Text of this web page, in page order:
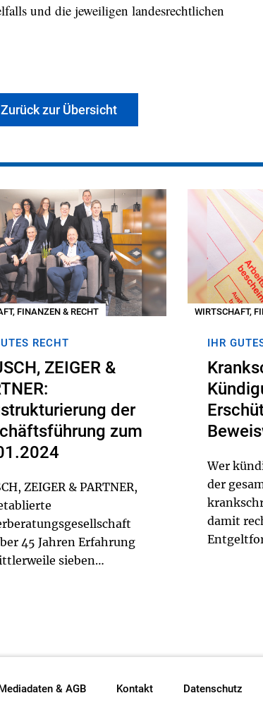
und die jeweiligen landesrechtlichen
Zurück zur Übersicht
FINANZEN & RECHT
RECHT
ZEIGER &
der
zum
ZEIGER & PARTNER,
45 Jahren Erfahrung
sieben
von Udo
WIRTSCHAFT,
IHR
Wer
der
damit
& AGB Kontakt Datenschutz